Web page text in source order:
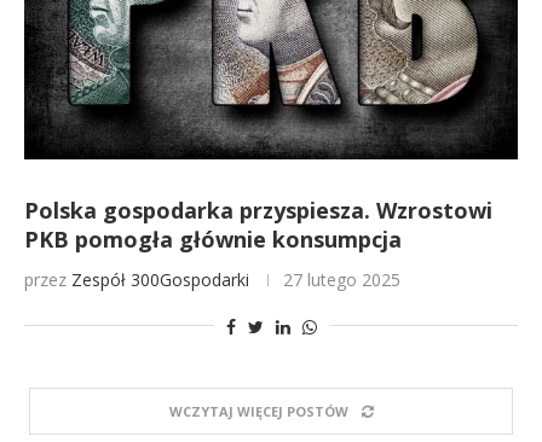
Polska gospodarka przyspiesza. Wzrostowi
PKB pomogła głównie konsumpcja
przez Zespół 300Gospodarki 27 lutego 2025
WCZYTAJ WIĘCEJ POSTÓW